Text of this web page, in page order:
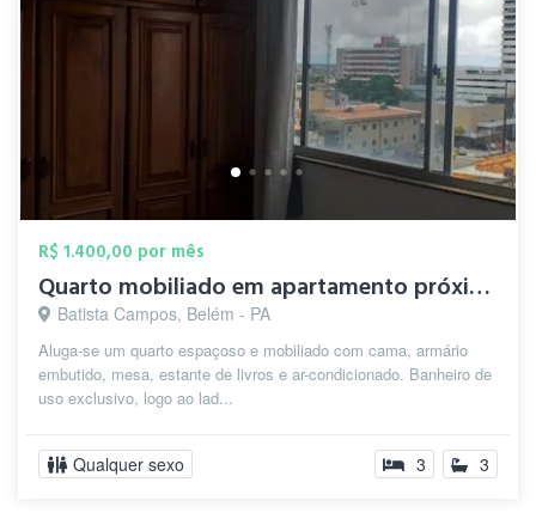
R$ 1.400,00 por mês
Quarto mobiliado em apartamento próximo ...
Batista Campos, Belém - PA
Aluga-se um quarto espaçoso e mobiliado com cama, armário
embutido, mesa, estante de livros e ar-condicionado. Banheiro de
uso exclusivo, logo ao lad...
Qualquer sexo 3 3